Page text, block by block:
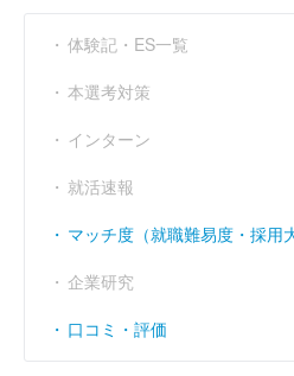
体験記・ES一覧
本選考対策
インターン
就活速報
マッチ度（就職難易度・採用
企業研究
口コミ・評価